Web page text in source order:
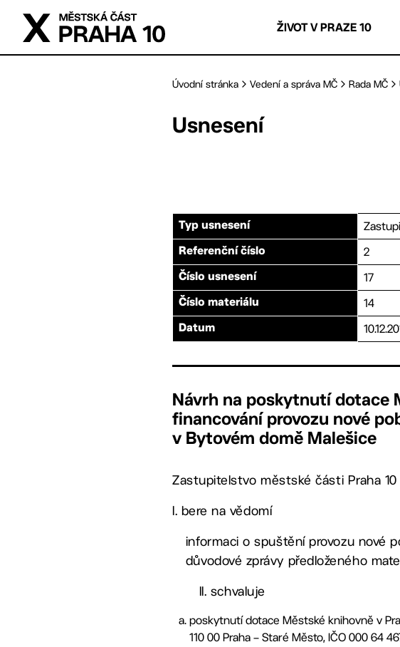
Přejít na hlavní obsah
ŽIVOT V PRAZE 10
Úvodní stránka Vedení a správa MČ Rada MČ
Usnesení
Typ usnesení
Referenční číslo 2
Číslo usnesení 17
Číslo materiálu 14
Datum
Návrh na poskytnutí dotace
financování provozu nové
v Bytovém domě Malešice
Zastupitelstvo městské části Praha 10
I. bere na vědomí
informaci o spuštění provozu nové
důvodové zprávy předloženého
II. schvaluje
poskytnutí dotace Městské knihovně v
110 00 Praha – Staré Město, IČO 000 64